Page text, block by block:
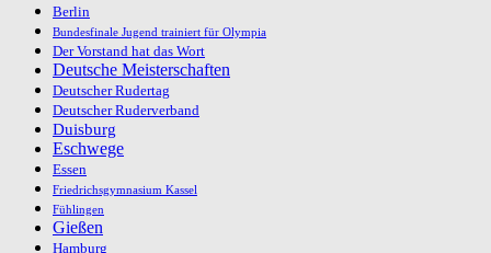
Berlin
Bundesfinale Jugend trainiert für Olympia
Der Vorstand hat das Wort
Deutsche Meisterschaften
Deutscher Rudertag
Deutscher Ruderverband
Duisburg
Eschwege
Essen
Friedrichsgymnasium Kassel
Fühlingen
Gießen
Hamburg